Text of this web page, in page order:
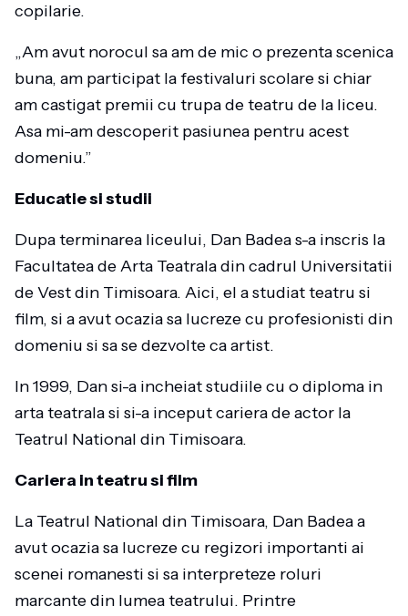
copilarie.
„Am avut norocul sa am de mic o prezenta scenica
buna, am participat la festivaluri scolare si chiar
am castigat premii cu trupa de teatru de la liceu.
Asa mi-am descoperit pasiunea pentru acest
domeniu.”
Educatie si studii
Dupa terminarea liceului, Dan Badea s-a inscris la
Facultatea de Arta Teatrala din cadrul Universitatii
de Vest din Timisoara. Aici, el a studiat teatru si
film, si a avut ocazia sa lucreze cu profesionisti din
domeniu si sa se dezvolte ca artist.
In 1999, Dan si-a incheiat studiile cu o diploma in
arta teatrala si si-a inceput cariera de actor la
Teatrul National din Timisoara.
Cariera in teatru si film
La Teatrul National din Timisoara, Dan Badea a
avut ocazia sa lucreze cu regizori importanti ai
scenei romanesti si sa interpreteze roluri
marcante din lumea teatrului. Printre